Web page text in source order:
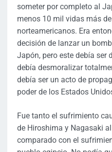
someter por completo al
menos 10 mil vidas más
norteamericanos. Era
decisión de lanzar un
Japón, pero este debía ser
debía desmoralizar
debía ser un acto de
poder de los Estados
Fue tanto el sufrimiento
de Hiroshima y Nagasaki
comparado con el